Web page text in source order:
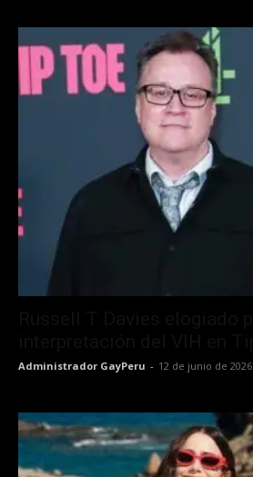
Administrador GayPeru - 12 de junio de 2026